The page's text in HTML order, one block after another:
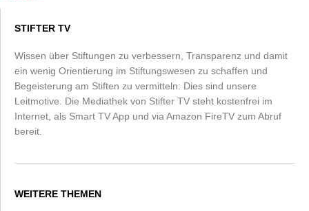
STIFTER TV
Wissen über Stiftungen zu verbessern, Transparenz und damit
ein wenig Orientierung im Stiftungswesen zu schaffen und
Begeisterung am Stiften zu vermitteln: Dies sind unsere
Leitmotive. Die Mediathek von Stifter TV steht kostenfrei im
Internet, als Smart TV App und via Amazon FireTV zum Abruf
bereit.
WEITERE THEMEN